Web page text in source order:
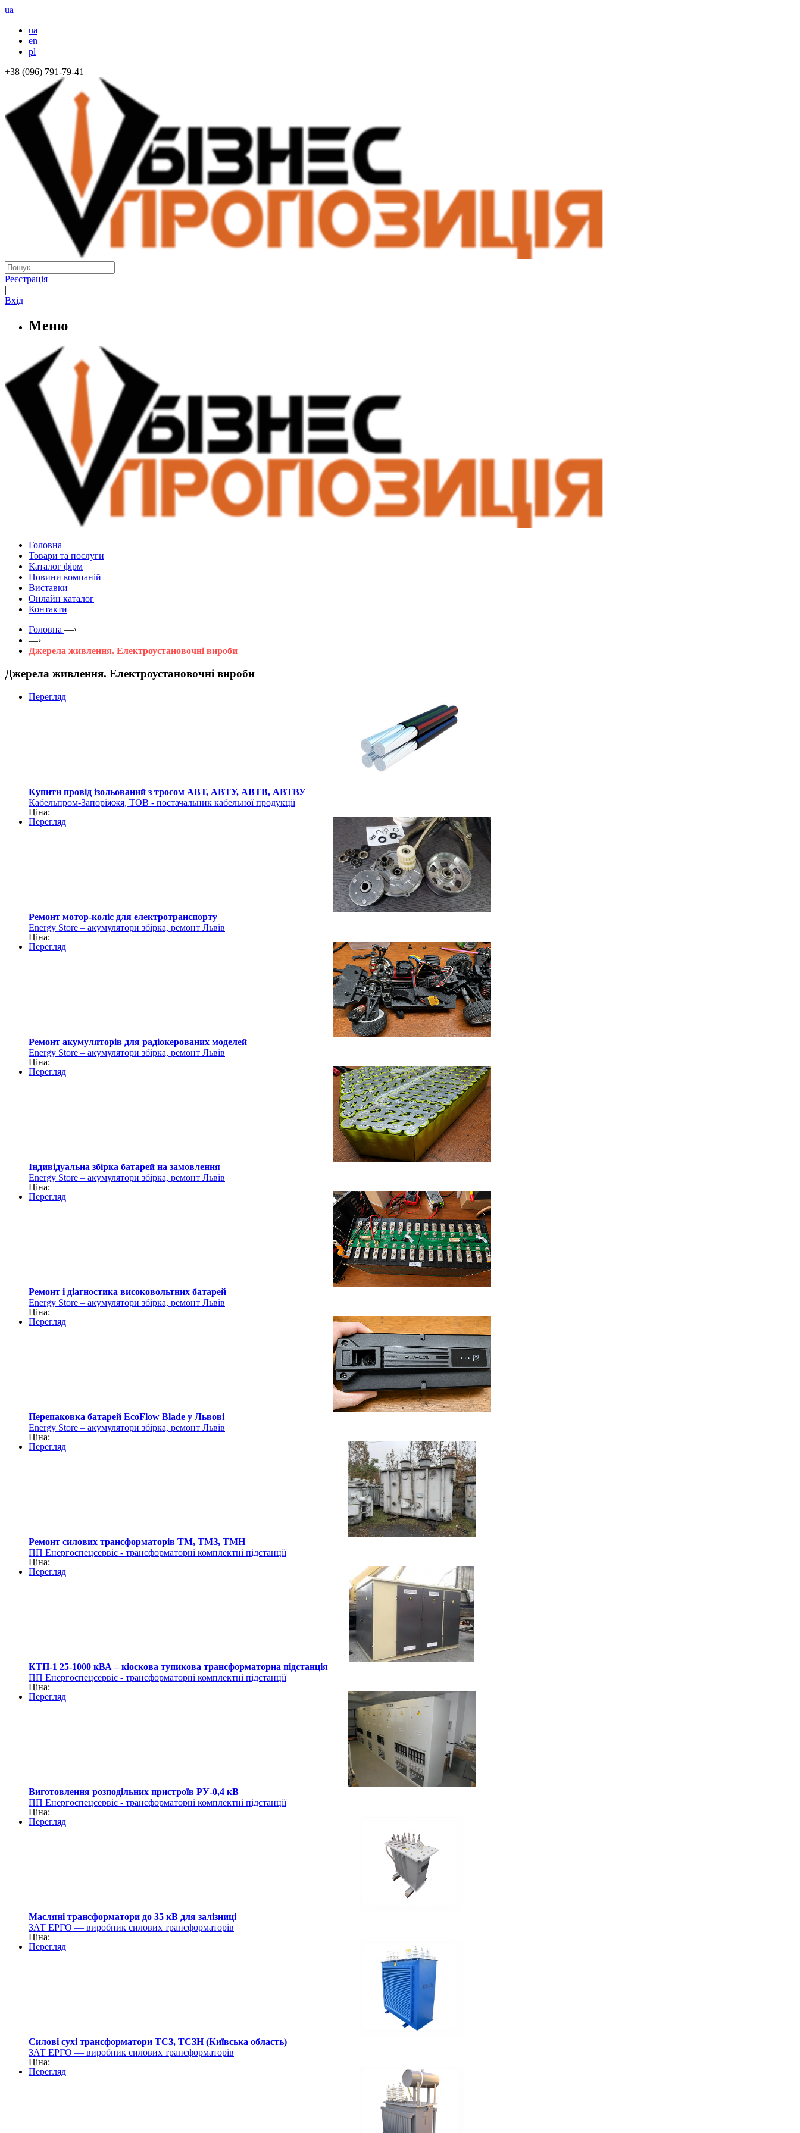
ua
ua
en
pl
+38 (096) 791-79-41
Реєстрація
|
Вхід
Меню
Головна
Товари та послуги
Каталог фірм
Новини компаній
Виставки
Онлайн каталог
Контакти
Головна —›
—›
Джерела живлення. Електроустановочні вироби
Джерела живлення. Електроустановочні вироби
Перегляд
Купити провід ізольований з тросом АВТ, АВТУ, АВТВ, АВТВУ
Кабельпром-Запоріжжя, ТОВ - постачальник кабельної продукції
Ціна:
Перегляд
Ремонт мотор-коліс для електротранспорту
Еnergy Store – акумулятори збірка, ремонт Львів
Ціна:
Перегляд
Ремонт акумуляторів для радіокерованих моделей
Еnergy Store – акумулятори збірка, ремонт Львів
Ціна:
Перегляд
Індивідуальна збірка батарей на замовлення
Еnergy Store – акумулятори збірка, ремонт Львів
Ціна:
Перегляд
Ремонт і діагностика високовольтних батарей
Еnergy Store – акумулятори збірка, ремонт Львів
Ціна:
Перегляд
Перепаковка батарей EcoFlow Blade у Львові
Еnergy Store – акумулятори збірка, ремонт Львів
Ціна:
Перегляд
Ремонт силових трансформаторів ТМ, ТМЗ, ТМН
ПП Енергоспецсервіс - трансформаторні комплектні підстанції
Ціна:
Перегляд
КТП-1 25-1000 кВА – кіоскова тупикова трансформаторна підстанція
ПП Енергоспецсервіс - трансформаторні комплектні підстанції
Ціна:
Перегляд
Виготовлення розподільних пристроїв РУ-0,4 кВ
ПП Енергоспецсервіс - трансформаторні комплектні підстанції
Ціна:
Перегляд
Масляні трансформатори до 35 кВ для залізниці
ЗАТ ЕРГО — виробник силових трансформаторів
Ціна:
Перегляд
Силові сухі трансформатори ТСЗ, ТСЗН (Київська область)
ЗАТ ЕРГО — виробник силових трансформаторів
Ціна:
Перегляд